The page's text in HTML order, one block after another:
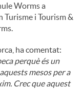
Worms a
Turisme i Tourism &
ha comentat:
perquè és un
mesos per a
Crec que aquest